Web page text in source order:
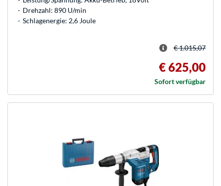
Drehzahl: 890 U/min
Schlagenergie: 2,6 Joule
€ 1.015,07
€ 625,00
Sofort verfügbar